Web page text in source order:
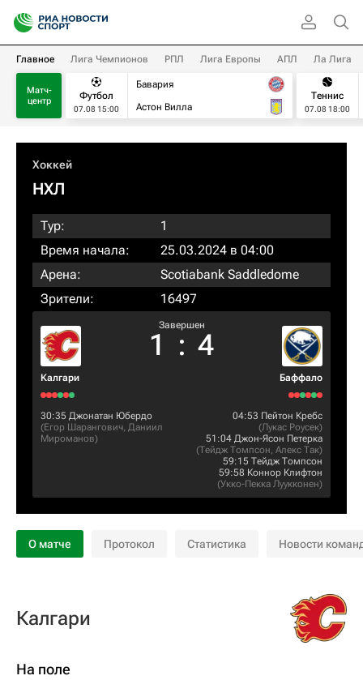
Главное Лига Чемпионов РПЛ Лига Европы АПЛ Ла Лига
Матч-
центр
Футбол
07.08 15:00
Бавария
Астон Вилла
Теннис
07.08 18:00
Хоккей
НХЛ
Тур:
1
Время начала:
25.03.2024 в 04:00
Арена:
Scotiabank Saddledome
Зрители:
16497
Калгари
Завершен
1 : 4
Баффало
30:35 Джонатан Юбердо
(Егор Шарангович, Даниил
Мироманов)
04:53 Пейтон Кребс
(Лукас Роусек)
51:04 Джон-Ясон Петерка
(Тейдж Томпсон, Алекс Так)
59:15 Тейдж Томпсон
59:58 Коннор Клифтон
(Укко-Пекка Луукконен)
О матче Протокол Статистика Новости
Калгари
На поле